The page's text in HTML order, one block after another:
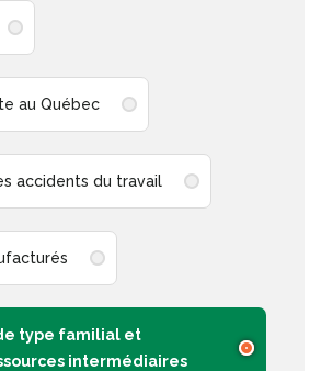
au Québec
accidents du travail
type familial et
intermédiaires